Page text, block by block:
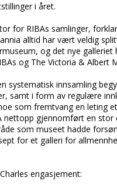
i året.
for RIBAs samlinger,
alltid har vært veldig
og det nye galleriet
og The Victoria & Albert
systematisk innsamling
samt i form av regulære
som fremtvang en leting
gjennomført en stor
som museet hadde
for et galleri for
engasjement: